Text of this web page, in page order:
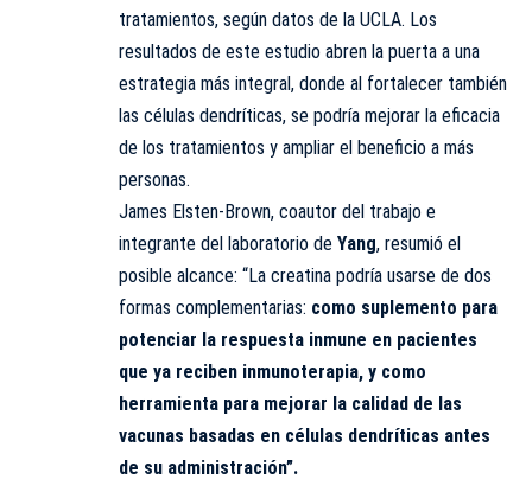
tratamientos, según datos de la UCLA. Los
resultados de este estudio abren la puerta a una
estrategia más integral, donde al fortalecer también
las células dendríticas, se podría mejorar la eficacia
de los tratamientos y ampliar el beneficio a más
personas.
James Elsten-Brown, coautor del trabajo e
integrante del laboratorio de Yang, resumió el
posible alcance: “La creatina podría usarse de dos
formas complementarias: como suplemento para
potenciar la respuesta inmune en pacientes
que ya reciben inmunoterapia, y como
herramienta para mejorar la calidad de las
vacunas basadas en células dendríticas antes
de su administración”.